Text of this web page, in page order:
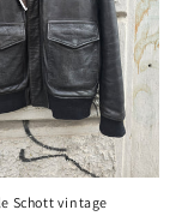
Schott vintage